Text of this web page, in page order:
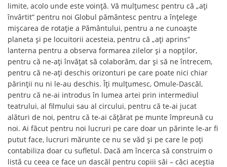
limite, acolo unde este voință. Vă mulțumesc pentru că „ați
învârtit” pentru noi Globul pământesc pentru a înțelege
mișcarea de rotație a Pământului, pentru a ne cunoaște
planeta și pe locuitorii acesteia, pentru că „ați aprins”
lanterna pentru a observa formarea zilelor și a nopților,
pentru că ne-ați învățat să colaborăm, dar și să ne întrecem,
pentru că ne-ați deschis orizonturi pe care poate nici chiar
părinții nu ni le-au deschis. Îți mulțumesc, Omule-Dascăl,
pentru că ne-ai introdus în lumea artei prin intermediul
teatrului, al filmului sau al circului, pentru că te-ai jucat
alături de noi, pentru că te-ai cățărat pe munte împreună cu
noi. Ai făcut pentru noi lucruri pe care doar un părinte le-ar fi
putut face, lucruri mărunte ce nu se văd și pe care le poți
contabiliza doar cu sufletul. Dacă am încerca să construim o
listă cu ceea ce face un dascăl pentru copiii săi – căci aceștia